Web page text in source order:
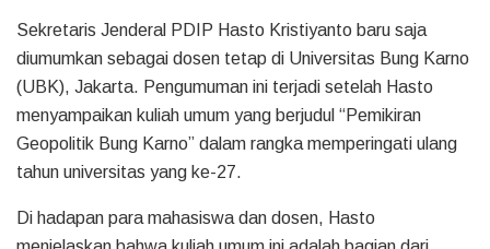
Sekretaris Jenderal PDIP Hasto Kristiyanto baru saja
diumumkan sebagai dosen tetap di Universitas Bung Karno
(UBK), Jakarta. Pengumuman ini terjadi setelah Hasto
menyampaikan kuliah umum yang berjudul “Pemikiran
Geopolitik Bung Karno” dalam rangka memperingati ulang
tahun universitas yang ke-27.
Di hadapan para mahasiswa dan dosen, Hasto